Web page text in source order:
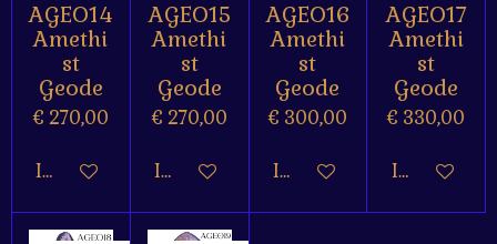
AGEO14
Amethi
st
Geode
€ 270,00
In winkelwagen
AGEO15
Amethi
st
Geode
€ 270,00
In winkelwagen
AGEO16
Amethi
st
Geode
€ 300,00
In winkelwagen
AGEO17
Amethi
st
Geode
€ 330,00
In